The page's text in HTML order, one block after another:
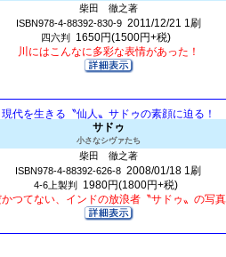
柴田 徹之著
ISBN978-4-88392-830-9 2011/12/21 1刷
四六判
1650円(1500円+税)
川にはこんなに多彩な表情があった！
現代を生きる〝仙人〟サドゥの素顔に迫る！
サドゥ
小さなシヴァたち
柴田 徹之著
ISBN978-4-88392-626-8 2008/01/18 1刷
4-6上製判
1980円(1800円+税)
つてない、インドの放浪者〝サドゥ〟の写真